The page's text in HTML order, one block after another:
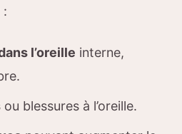
:
l’oreille interne,
ou blessures à l’oreille.